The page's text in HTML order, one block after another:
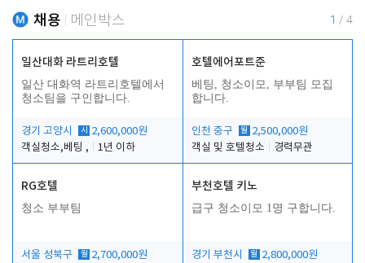
채용 메인박스 1 / 4
일산대화 라트리호텔
일산 대화역 라트리호텔에서
청소팀을 구인합니다.
경기 고양시 시
2,600,000원
객실청소,베팅 ,
1년 이하
호텔에어포트준
베팅, 청소이모, 부부팀 모집
합니다.
인천 중구 월 2,500,000원
객실 및 호텔청소
경력무관
RG호텔
청소 부부팀
서울 성북구 월 2,700,000원
부천호텔 키노
급구 청소이모 1명 구합니다.
경기 부천시 월 2,800,000원